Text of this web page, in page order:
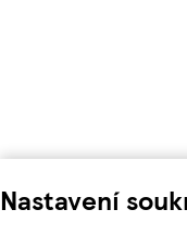
Nastavení